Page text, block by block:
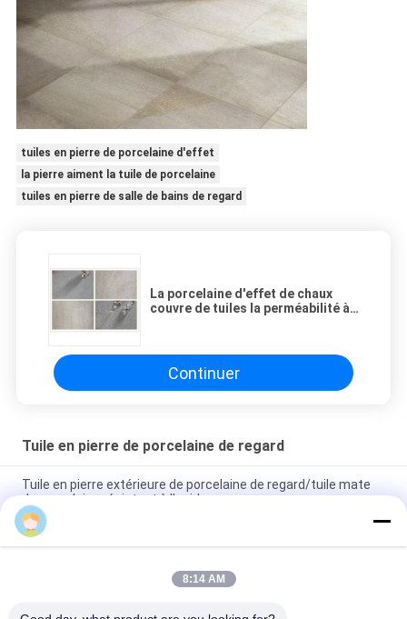
tuiles en pierre de porcelaine d'effet
la pierre aiment la tuile de porcelaine
tuiles en pierre de salle de bains de regard
La porcelaine d'effet de chaux
couvre de tuiles la perméabilité à
Continuer
Tuile en pierre de porcelaine de regard
Tuile en pierre extérieure de porcelaine de regard/tuile mate
de porcelaine résistant à l'acide
Appui vitré par tuile de matériau de construction de porcelaine
de regard de grès de 30 x de 60 cm
Carrelage en pierre rustique de tuile de porcelaine de
8:14 AM